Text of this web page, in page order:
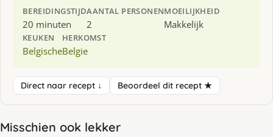
BEREIDINGSTIJD
20 minuten
AANTAL PERSONEN
2
MOEILIJKHEID
Makkelijk
KEUKEN
Belgische
HERKOMST
Belgie
Direct naar recept ↓ Beoordeel dit recept ★
Misschien ook lekker